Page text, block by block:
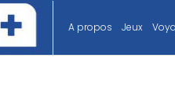
A propos Jeux